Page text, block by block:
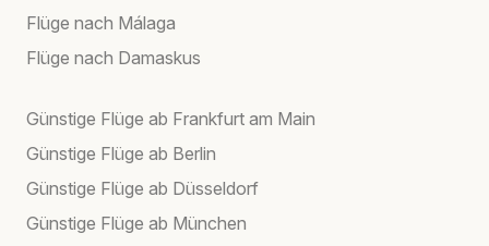
Flüge nach Málaga
Flüge nach Damaskus
Günstige Flüge ab Frankfurt am Main
Günstige Flüge ab Berlin
Günstige Flüge ab Düsseldorf
Günstige Flüge ab München